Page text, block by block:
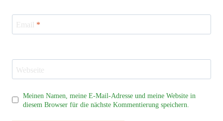
Email *
Webseite
Meinen Namen, meine E-Mail-Adresse und meine Website in
diesem Browser für die nächste Kommentierung speichern.